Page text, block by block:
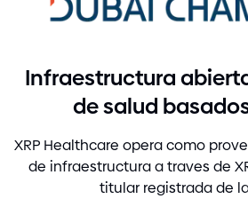
Infraestructura
de salud
XRP Healthcare opera como
de infraestructura a traves de
titular registrada de